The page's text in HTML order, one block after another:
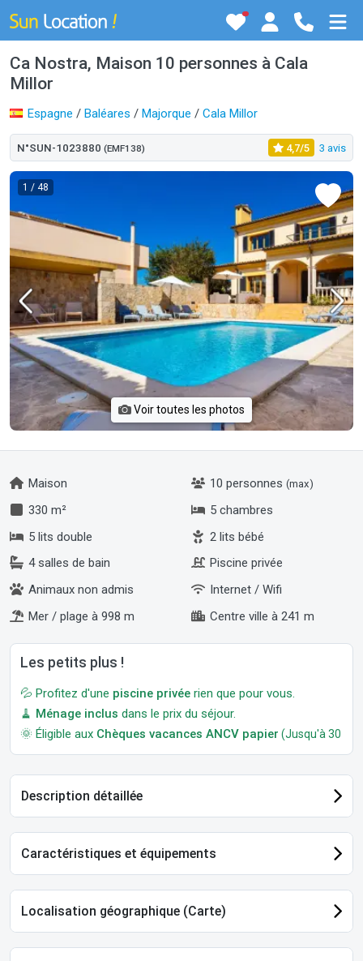
Ca Nostra, Maison 10 personnes à Cala
Millor
Espagne / Baléares / Majorque / Cala Millor
N°SUN-1023880 (EMF138) 4,7/5 3 avis
1 / 48
Voir toutes les photos
Maison 10 personnes (max)
330 m²
5 chambres
5 lits double
2 lits bébé
4 salles de bain
Piscine privée
Animaux non admis
Internet / Wifi
Mer / plage à 998 m
Centre ville à 241 m
Les petits plus !
💦 Profitez d'une piscine privée rien que pour vous.
🧹 Ménage inclus dans le prix du séjour.
🌞 Éligible aux Chèques vacances ANCV papier (Jusqu'à 30
Description détaillée
Caractéristiques et équipements
Localisation géographique (Carte)